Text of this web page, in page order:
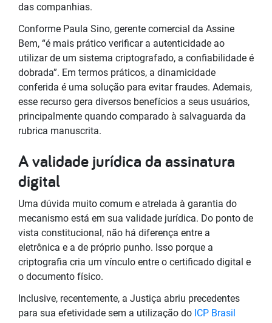
das companhias.
Conforme Paula Sino, gerente comercial da Assine
Bem, “é mais prático verificar a autenticidade ao
utilizar de um sistema criptografado, a confiabilidade é
dobrada”. Em termos práticos, a dinamicidade
conferida é uma solução para evitar fraudes. Ademais,
esse recurso gera diversos benefícios a seus usuários,
principalmente quando comparado à salvaguarda da
rubrica manuscrita.
A validade jurídica da assinatura
digital
Uma dúvida muito comum e atrelada à garantia do
mecanismo está em sua validade jurídica. Do ponto de
vista constitucional, não há diferença entre a
eletrônica e a de próprio punho. Isso porque a
criptografia cria um vínculo entre o certificado digital e
o documento físico.
Inclusive, recentemente, a Justiça abriu precedentes
para sua efetividade sem a utilização do ICP Brasil